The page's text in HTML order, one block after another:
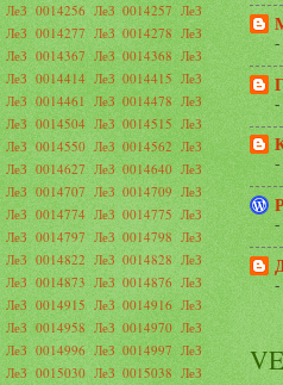
-
-
-
-
-
ЛеЗ 0014256 ЛеЗ 0014257 ЛеЗ
ЛеЗ 0014277 ЛеЗ 0014278 ЛеЗ
ЛеЗ 0014367 ЛеЗ 0014368 ЛеЗ
ЛеЗ 0014414 ЛеЗ 0014415 ЛеЗ
ЛеЗ 0014461 ЛеЗ 0014478 ЛеЗ
ЛеЗ 0014504 ЛеЗ 0014515 ЛеЗ
ЛеЗ 0014550 ЛеЗ 0014562 ЛеЗ
ЛеЗ 0014627 ЛеЗ 0014640 ЛеЗ
ЛеЗ 0014707 ЛеЗ 0014709 ЛеЗ
ЛеЗ 0014774 ЛеЗ 0014775 ЛеЗ
ЛеЗ 0014797 ЛеЗ 0014798 ЛеЗ
ЛеЗ 0014822 ЛеЗ 0014828 ЛеЗ
ЛеЗ 0014873 ЛеЗ 0014876 ЛеЗ
ЛеЗ 0014915 ЛеЗ 0014916 ЛеЗ
ЛеЗ 0014958 ЛеЗ 0014970 ЛеЗ
ЛеЗ 0014996 ЛеЗ 0014997 ЛеЗ
ЛеЗ 0015030 ЛеЗ 0015038 ЛеЗ